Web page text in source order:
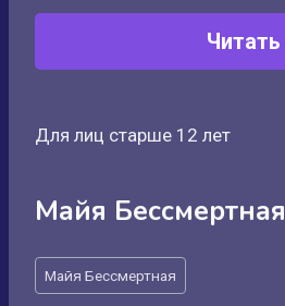
Читать
Для лиц старше 12 лет
Майя Бессмертная
Метки
записи:
Майя Бессмертная